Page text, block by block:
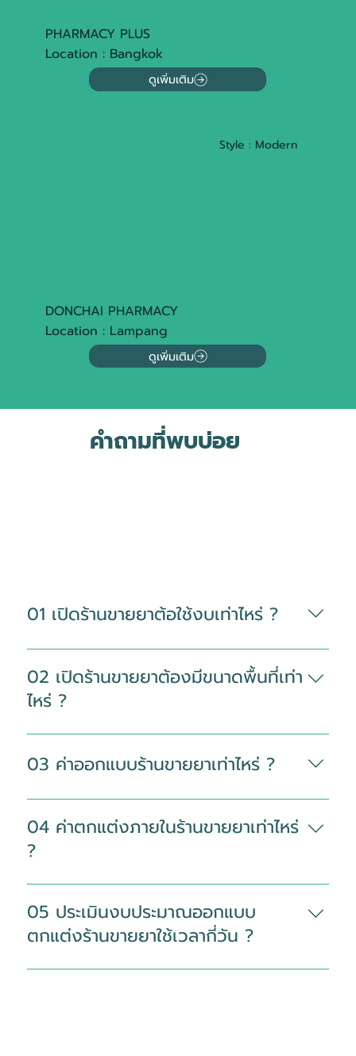
PHARMACY PLUS
Location : Bangkok
ดูเพิ่มเติม
Style : Modern
DONCHAI PHARMACY
Location : Lampang
ดูเพิ่มเติม
คำถามที่พบบ่อย
01 เปิดร้านขายยาต้อใช้งบเท่าไหร่ ?
การเปิดร้านขายยาขนาดเล็กถึงกลางใน
ปัจจุบัน ต้องใช้เงินลงทุนเริ่มต้นประมาณ
300,000 ถึง 500,000 บาท ขึ้นอยู่กับ
ขนาดร้าน ทำเล และการตกแต่งให้ผ่าน
มาตรฐาน GPP
02 เปิดร้านขายยาต้องมีขนาดพื้นที่เท่า
ไหร่ ?
ร้านขายยาควรมีพื้นที่เริ่มต้นไม่ต่ำกว่า 15
ตารางเมตรขึ้นไป เพื่อให้จัดวางเคาน์เตอร์
ชั้นวางยา พื้นที่ให้คำปรึกษา และทางเดิน
ภายในร้านได้เหมาะสมกับการใช้งานจริง
03 ค่าออกแบบร้านขายยาเท่าไหร่ ?
ค่าออกแบบร้านขายยาราคาเริ่มต้น 250
บาท ต่อตารางเมตร
04 ค่าตกแต่งภายในร้านขายยาเท่าไหร่
?
ค่าตกแต่งภายในร้านขายยา ราคาเริ่มต้น
79,000 บาท โดยราคาขึ้นอยู่กับขนาด
พื้นที่ รูปแบบงานตกแต่ง รายละเอียดงา
นบิ้วอิน วัสดุที่เลือกใช้ ระบบไฟ ชั้นวางยา
เคาน์เตอร์ และสภาพหน้างานจริง
05 ประเมินงบประมาณออกแบบ
ตกแต่งร้านขายยาใช้เวลากี่วัน ?
ใช้เวลาประมาณ 1–3 วันทำการ หลังได้รับ